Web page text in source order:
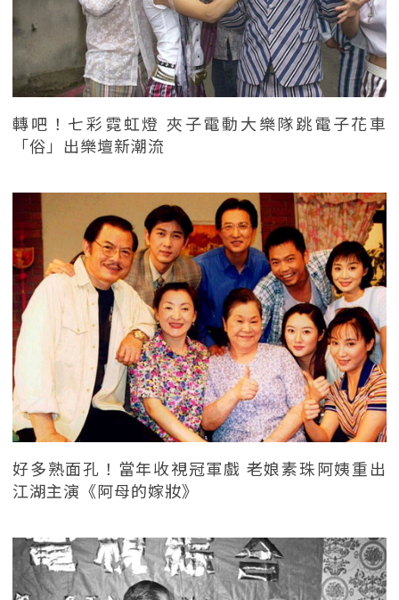
轉吧！七彩霓虹燈 夾子電動大樂隊跳電子花車
「俗」出樂壇新潮流
好多熟面孔！當年收視冠軍戲 老娘素珠阿姨重出
江湖主演《阿母的嫁妝》